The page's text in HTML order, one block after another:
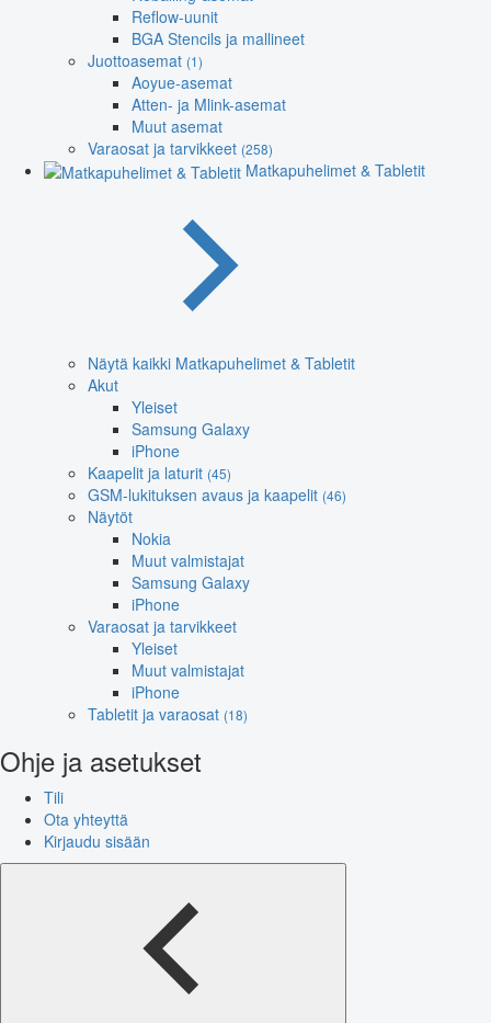
Reflow-uunit
BGA Stencils ja mallineet
Juottoasemat (1)
Aoyue-asemat
Atten- ja Mlink-asemat
Muut asemat
Varaosat ja tarvikkeet (258)
Matkapuhelimet & Tabletit
Näytä kaikki Matkapuhelimet & Tabletit
Akut
Yleiset
Samsung Galaxy
iPhone
Kaapelit ja laturit (45)
GSM-lukituksen avaus ja kaapelit (46)
Näytöt
Nokia
Muut valmistajat
Samsung Galaxy
iPhone
Varaosat ja tarvikkeet
Yleiset
Muut valmistajat
iPhone
Tabletit ja varaosat (18)
Ohje ja asetukset
Tili
Ota yhteyttä
Kirjaudu sisään